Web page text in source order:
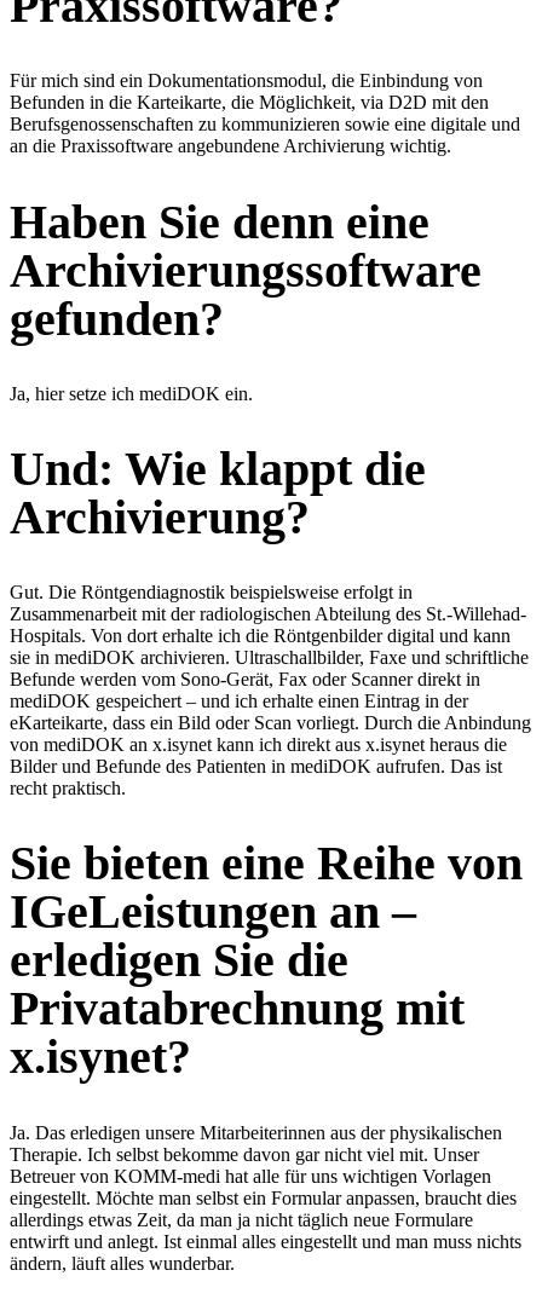
Für mich sind ein Dokumentationsmodul, die Einbindung von
Befunden in die Karteikarte, die Möglichkeit, via D2D mit den
Berufsgenossenschaften zu kommunizieren sowie eine digitale und
an die Praxissoftware angebundene Archivierung wichtig.
Haben Sie denn eine
Archivierungssoftware
gefunden?
Ja, hier setze ich mediDOK ein.
Und: Wie klappt die
Archivierung?
Gut. Die Röntgendiagnostik beispielsweise erfolgt in
Zusammenarbeit mit der radiologischen Abteilung des St.-Willehad-
Hospitals. Von dort erhalte ich die Röntgenbilder digital und kann
sie in mediDOK archivieren. Ultraschallbilder, Faxe und schriftliche
Befunde werden vom Sono-Gerät, Fax oder Scanner direkt in
mediDOK gespeichert – und ich erhalte einen Eintrag in der
eKarteikarte, dass ein Bild oder Scan vorliegt. Durch die Anbindung
von mediDOK an x.isynet kann ich direkt aus x.isynet heraus die
Bilder und Befunde des Patienten in mediDOK aufrufen. Das ist
recht praktisch.
Sie bieten eine Reihe von
IGeLeistungen an –
erledigen Sie die
Privatabrechnung mit
x.isynet?
Ja. Das erledigen unsere Mitarbeiterinnen aus der physikalischen
Therapie. Ich selbst bekomme davon gar nicht viel mit. Unser
Betreuer von KOMM-medi hat alle für uns wichtigen Vorlagen
eingestellt. Möchte man selbst ein Formular anpassen, braucht dies
allerdings etwas Zeit, da man ja nicht täglich neue Formulare
entwirft und anlegt. Ist einmal alles eingestellt und man muss nichts
ändern, läuft alles wunderbar.